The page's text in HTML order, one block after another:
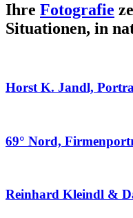
Ihre Fotografie
Situationen, in
Horst K. Jandl,
69° Nord,
Reinhard Kleindl &